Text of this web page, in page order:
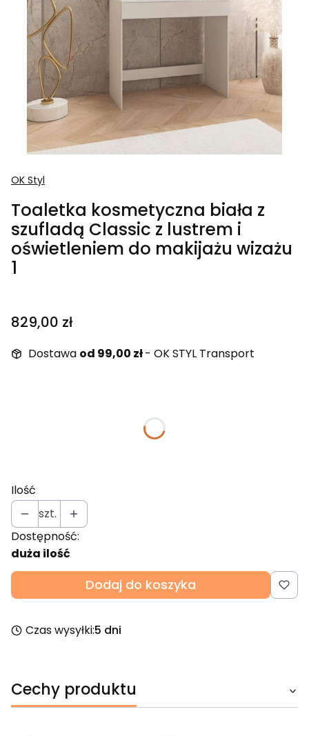
OK Styl
Toaletka kosmetyczna biała z
szufladą Classic z lustrem i
oświetleniem do makijażu wizażu
1
Cena
829,00 zł
Dostawa od 99,00 zł- OK STYL Transport
Poszczególne warianty mogą różnić się ceną
Ilość
szt.
Dostępność:
duża ilość
Dodaj do koszyka
Czas wysyłki:5 dni
Cechy produktu